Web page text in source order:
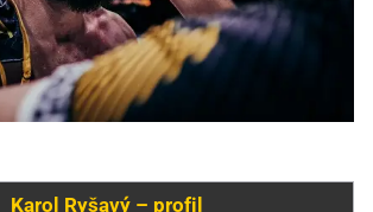
Karol Ryšavý – profil